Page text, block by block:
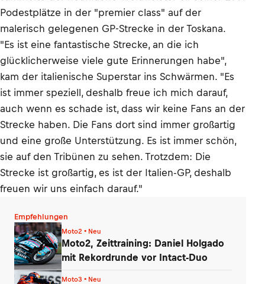
Podestplätze in der "premier class" auf der
malerisch gelegenen GP-Strecke in der Toskana.
"Es ist eine fantastische Strecke, an die ich
glücklicherweise viele gute Erinnerungen habe",
kam der italienische Superstar ins Schwärmen. "Es
ist immer speziell, deshalb freue ich mich darauf,
auch wenn es schade ist, dass wir keine Fans an der
Strecke haben. Die Fans dort sind immer großartig
und eine große Unterstützung. Es ist immer schön,
sie auf den Tribünen zu sehen. Trotzdem: Die
Strecke ist großartig, es ist der Italien-GP, deshalb
freuen wir uns einfach darauf."
Empfehlungen
Moto2 • Neu
Moto2, Zeittraining: Daniel Holgado
mit Rekordrunde vor Intact-Duo
Moto3 • Neu